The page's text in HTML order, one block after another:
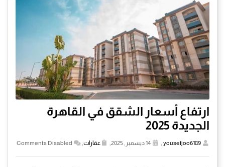
ارتفاع أسعار الشقق في القاهرة
الجديدة 2025
yousefjoo6189
, عقارات,
Comments Disabled